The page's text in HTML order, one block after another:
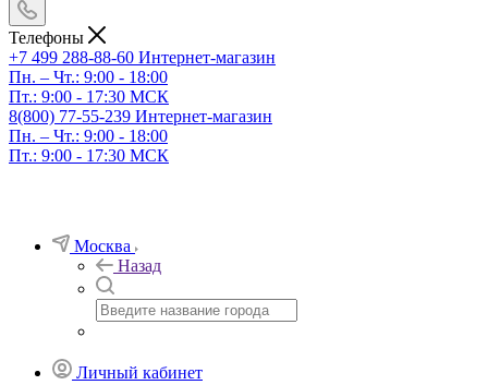
Телефоны
+7 499 288-88-60 Интернет-магазин
Пн. – Чт.: 9:00 - 18:00
Пт.: 9:00 - 17:30 МСК
8(800) 77-55-239 Интернет-магазин
Пн. – Чт.: 9:00 - 18:00
Пт.: 9:00 - 17:30 МСК
Москва
Назад
Личный кабинет